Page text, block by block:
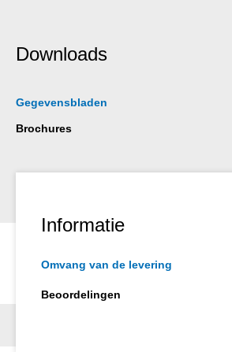
Downloads
Gegevensbladen
Brochures
Informatie
Omvang van de levering
Beoordelingen